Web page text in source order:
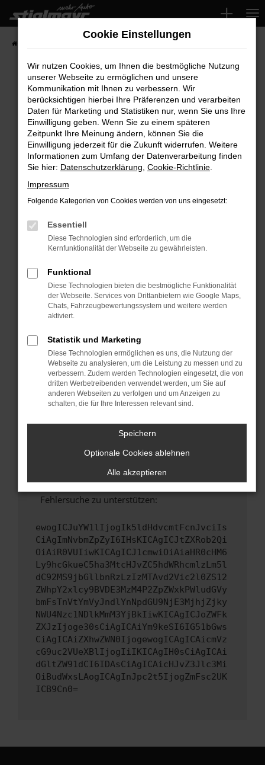
Zum
Hauptinhalt
springen
Fehler: Network Error
Beim Laden ist ein Fehler aufgetreten.
Hier sind ein paar Tipps, die dir helfen können:
Überprüfe deine Firewall und deine
Internetverbindung.
Laden andere Webseiten, zum Beispiel deine
Manche Erweiterungen, wie Werbeblocker,
können das Laden bestimmter Seiten
verhindern. Funktioniert die Seite in einem
Fenster?
Starte dein Gerät neu.
Das kann manchmal helfen, vorübergehende
Probleme zu beheben.
Stelle sicher, dass dein Browser und dein
Betriebssystem auf dem neuesten Stand
sind.
Veraltete Software birgt nicht nur ein
Sicherheitsrisiko, sondern kann auch dazu
führen, dass bestimmte Funktionen nicht mehr
Wende dich an den Webseitenbetreiber.
Wenn du alle oben genannten Schritte versucht
hast, kontaktiere uns bitte. Wir werden
versuchen, das Problem zu beheben. Du kannst
uns diesen Text schicken, um uns bei der
Fehlersuche zu unterstützen:
ewogICJuYW1lIjogIk5ldHdvcmtFcnJvciIs
CiAgImNvbmZpZyI6IHsKICAgICJtZXRob2Qi
OiAiR0VUIiwKICAgICJ1cmwiOiAiaHR0cHM6
Ly9hcGkueC5ha3MtcHJvZC5hdWRhcmlzLm5l
dC92MS9jbGllbnRzLzIzMTAvd2Vic2l0ZS12
ZWhpY2xlcy9BVDE3MzM4P2ZpZWxkPWludGVy
bmFsTnVtYmVyJndlYnNpdGU9NjE3MjhjZjky
NWU4Nzc1NDlkMmM3YjBkIiwKICAgICJoZWFk
ZXJzIjoge30sCiAgICAiYm9keSI6IG51bGws
CiAgICAiZXhwZWN0IjogewogICAgICAicmVz
cG9uc2VUeXBlIjogIiIKICAgIH0sCiAgICAi
dGltZW91dCI6IDAsCiAgICAicHJvZ3Jlc3Mi
OiBudWxsLAogICAgInJpc2t5IjogZmFsc2UK
ICB9Cn0=
Cookie Einstellungen
Wir nutzen Cookies, um Ihnen die bestmögliche Nutzung
unserer Webseite zu ermöglichen und unsere
Kommunikation mit Ihnen zu verbessern. Wir
berücksichtigen hierbei Ihre Präferenzen und verarbeiten
Daten für Marketing und Statistiken nur, wenn Sie uns Ihre
Einwilligung geben. Wenn Sie zu einem späteren
Zeitpunkt Ihre Meinung ändern, können Sie die
Einwilligung jederzeit für die Zukunft widerrufen. Weitere
Informationen zum Umfang der Datenverarbeitung finden
Sie hier: Datenschutzerklärung Cookie-Richtlinie
Impressum
Folgende Kategorien von Cookies werden von uns eingesetzt:
Essentiell
Diese Technologien sind erforderlich, um die
Kernfunktionalität der Webseite zu gewährleisten.
Funktional
Diese Technologien bieten die bestmögliche Funktionalität
der Webseite. Services von Drittanbietern wie Google Maps,
Chats, Fahrzeugbewertungssystem und weitere werden
aktiviert.
Statistik und Marketing
Diese Technologien ermöglichen es uns, die Nutzung der
Webseite zu analysieren, um die Leistung zu messen und zu
verbessern. Zudem werden Technologien eingesetzt, die von
dritten Werbetreibenden verwendet werden, um Sie auf
anderen Webseiten zu verfolgen und um Anzeigen zu
schalten, die für Ihre Interessen relevant sind.
Speichern
Optionale Cookies ablehnen
Alle akzeptieren